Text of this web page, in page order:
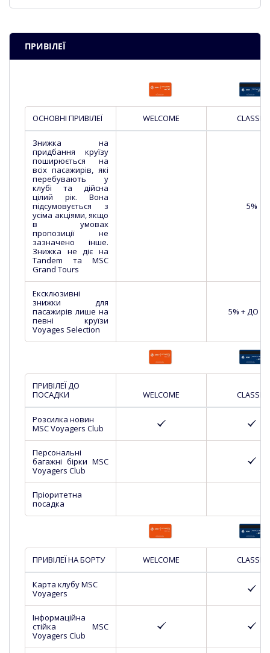
ПРИВІЛЕЇ
ОСНОВНІ ПРИВІЛЕЇ WELCOME CLASSIC
Знижка на
придбання круїзу
поширюється на
всіх пасажирів, які
перебувають у
клубі та дійсна
цілий рік. Вона
підсумовується з
усіма акціями, якщо
в умовах
пропозиції не
зазначено інше.
Знижка не діє на
Tandem та MSC
Grand Tours
5%
Ексклюзивні
знижки для
пасажирів лише на
певні круїзи
Voyages Selection
5% + ДО
ПРИВІЛЕЇ ДО
ПОСАДКИ
WELCOME CLASSIC
Розсилка новин
MSC Voyagers Club
Персональні
багажні бірки MSC
Voyagers Club
Пріоритетна
посадка
ПРИВІЛЕЇ НА БОРТУ WELCOME CLASSIC
Карта клубу MSC
Voyagers
Інформаційна
стійка MSC
Voyagers Club